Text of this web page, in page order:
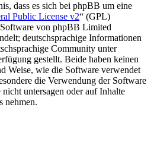
dass es sich bei phpBB um eine
Public License v2“ (GPL)
von phpBB Limited
deutschsprachige Informationen
Community unter
gestellt. Beide haben keinen
Weise, wie die Software verwendet
die Verwendung der Software
untersagen oder auf Inhalte
nehmen.